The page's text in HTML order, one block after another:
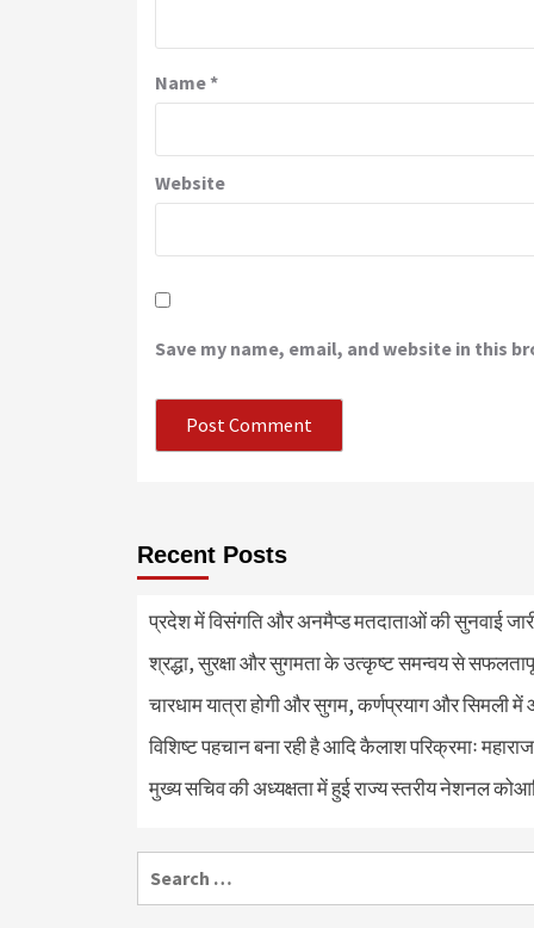
Name*
Website
Save my name, email, and website in this
Recent Posts
प्रदेश में विसंगति और अनमैप्ड मतदाताओं की सुनवाई
श्रद्धा, सुरक्षा और सुगमता के उत्कृष्ट समन्वय से
चारधाम यात्रा होगी और सुगम, कर्णप्रयाग और सिमली
विशिष्ट पहचान बना रही है आदि कैलाश परिक्रमाः महाराज
मुख्य सचिव की अध्यक्षता में हुई राज्य स्तरीय नेशनल
for: